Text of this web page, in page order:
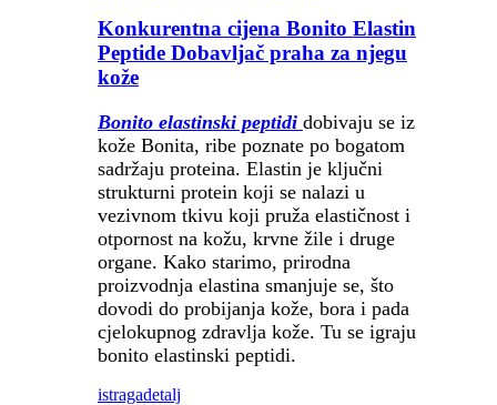
Konkurentna cijena Bonito Elastin
Peptide Dobavljač praha za njegu
kože
Bonito elastinski peptidi dobivaju se iz
kože Bonita, ribe poznate po bogatom
sadržaju proteina. Elastin je ključni
strukturni protein koji se nalazi u
vezivnom tkivu koji pruža elastičnost i
otpornost na kožu, krvne žile i druge
organe. Kako starimo, prirodna
proizvodnja elastina smanjuje se, što
dovodi do probijanja kože, bora i pada
cjelokupnog zdravlja kože. Tu se igraju
bonito elastinski peptidi.
istragadetalj